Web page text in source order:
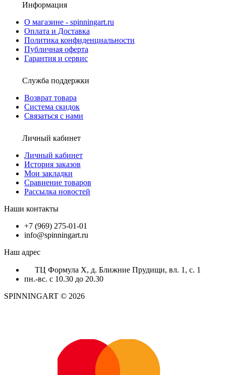
Информация
О магазине - spinningart.ru
Оплата и Доставка
Политика конфиденциальности
Публичная оферта
Гарантия и сервис
Служба поддержки
Возврат товара
Система скидок
Связаться с нами
Личный кабинет
Личный кабинет
История заказов
Мои закладки
Сравнение товаров
Рассылка новостей
Наши контакты
+7 (969) 275-01-01
info@spinningart.ru
Наш адрес
ТЦ Формула X, д. Ближние Прудищи, вл. 1, с. 1
пн.-вс. с 10.30 до 20.30
SPINNINGART © 2026